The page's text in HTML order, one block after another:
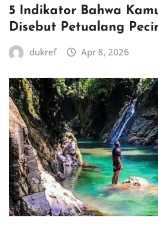
5 Indikator Bahwa
Disebut Petualang
dukref Apr 8, 2026